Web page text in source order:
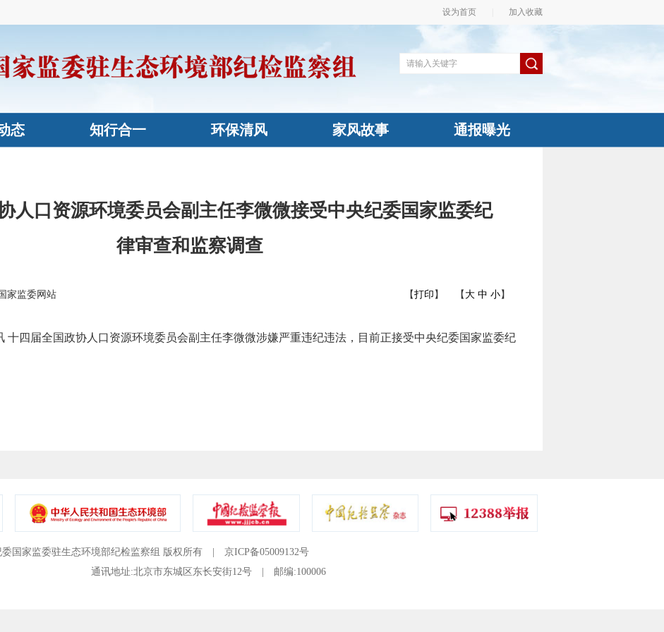
设为首页 加入收藏
态 知行合一 环保清风 家风故事 通报曝光
人口资源环境委员会副主任李微微接受中央纪委国家监委纪
律审查和监察调查
家监委网站 【 大 中 小】
【打印 】
四届全国政协人口资源环境委员会副主任李微微涉嫌严重违纪违法，目前正接受中央纪委国家监委纪
委国家监委驻生态环境部纪检监察组 版权所有 |
京ICP备05009132号
通讯地址:北京市东城区东长安街12号 |
邮编:100006